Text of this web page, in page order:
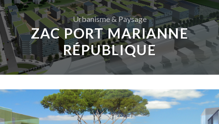
Urbanisme & Paysage
ZAC PORT MARIANNE
RÉPUBLIQUE